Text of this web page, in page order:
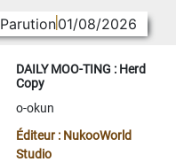
Parution01/08/2026
DAILY MOO-TING : Herd
Copy
o-okun
Éditeur : NukooWorld
Studio